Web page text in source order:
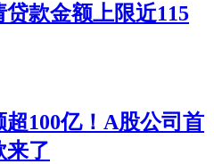
款金额上限近115
超100亿！A股公司首
来了